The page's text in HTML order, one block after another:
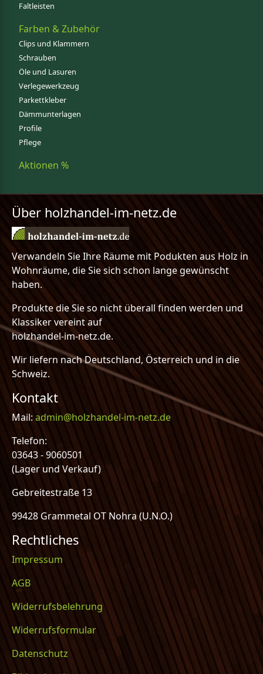
Faltleisten
Farben & Zubehör
Clips und Klammern
Schrauben
Öle und Lasuren
Verlegewerkzeug
Parkettkleber
Dämmunterlagen
Profile
Pflege
Aktionen %
Über holzhandel-im-netz.de
Verwandeln Sie Ihre Räume mit Podukten aus Holz in
Wohnräume, die Sie sich schon lange gewünscht
haben.
Produkte die Sie so nicht überall finden werden und
Klassiker vereint auf
holzhandel-im-netz.de.
Wir liefern nach Deutschland, Österreich und in die
Schweiz.
Kontakt
Mail: admin@holzhandel-im-netz.de
Telefon:
03643 - 9060501
(Lager und Verkauf)
Gebreitestraße 13
99428 Grammetal OT Nohra (U.N.O.)
Rechtliches
Impressum
AGB
Widerrufsbelehrung
Widerrufsformular
Datenschutz